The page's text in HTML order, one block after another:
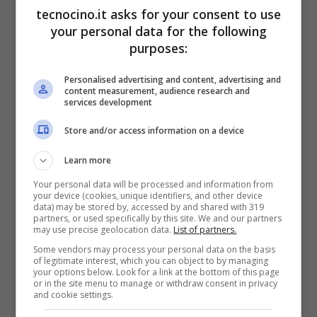
Snapchatstarebbe davvero cercando di
creare un proprio dispositivo. Voci, queste
negli ultimi tempi ma che sono iniziate a
acquisì le cuffie AR Labs prodotte da
Vengeance Labs, anche se poi, a quanto
pare, il progetto si arenò.
Oltre all’ipotesi che Snapchat possa creare
un suo dispositivo per la realtà aumentata,
qualcun altro pensa che il social possa
invece avere maggiore interesse a produrre
tecnocino.it asks for your consent to use
your personal data for the following
purposes:
Personalised advertising and content, advertising and
content measurement, audience research and
services development
Store and/or access information on a device
Learn more
Your personal data will be processed and information from
your device (cookies, unique identifiers, and other device
data) may be stored by, accessed by and shared with 319
partners, or used specifically by this site. We and our partners
may use precise geolocation data. List of partners.
Some vendors may process your personal data on the basis
of legitimate interest, which you can object to by managing
your options below. Look for a link at the bottom of this page
or in the site menu to manage or withdraw consent in privacy
and cookie settings.